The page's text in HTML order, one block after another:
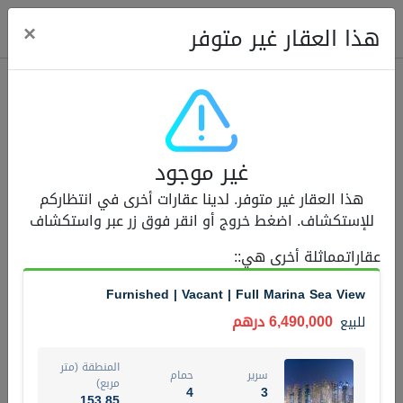
شقة للبيع 1,350,000 درهم
4
سرير
1
2
مربع)
المعروض
مفروش/ة جزئيا
اسم الوسيط
MOHAMMED ARSHAD SAIYED
رقم الوسيط
أتصل الأن
هذا العقار غير متوفر ×
غير موجود
هذا العقار غير متوفر. لدينا عقارات أخرى في انتظاركم
للإستكشاف. اضغط خروج أو انقر فوق زر عبر واستكشاف
عقاراتمماثلة أخرى هي::
Furnished | Vacant | Full Marina Sea View
للبيع 6,490,000 درهم
سرير
3
حمام
4
المنطقة (متر
مربع)